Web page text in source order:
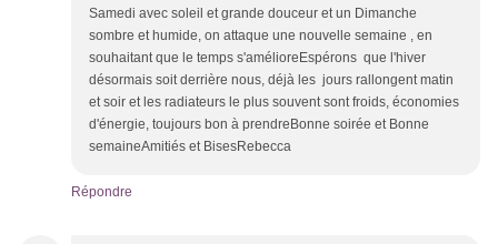
Samedi avec soleil et grande douceur et un Dimanche
sombre et humide, on attaque une nouvelle semaine , en
souhaitant que le temps s'amélioreEspérons que l'hiver
désormais soit derrière nous, déjà les jours rallongent matin
et soir et les radiateurs le plus souvent sont froids, économies
d'énergie, toujours bon à prendreBonne soirée et Bonne
semaineAmitiés et BisesRebecca
Répondre